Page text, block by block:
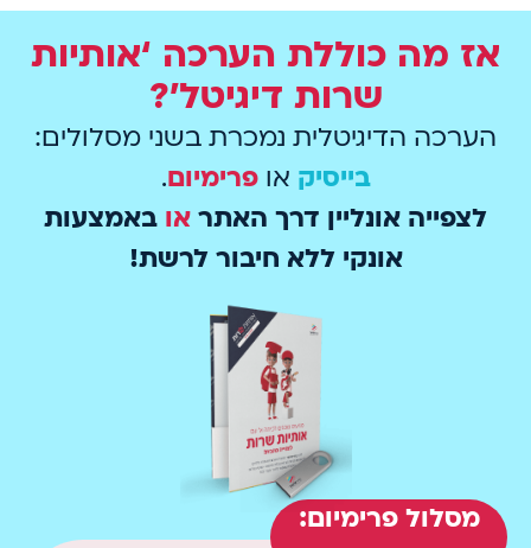
אז מה כוללת הערכה ‘אותיות
שרות דיגיטל’?
הערכה הדיגיטלית נמכרת בשני מסלולים:
בייסיק אופרימיום.
לצפייה אונליין דרך האתר או באמצעות
אונקי ללא חיבור לרשת!
מסלול פרימיום: